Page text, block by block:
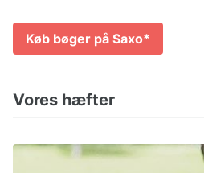
Køb bøger på Saxo
Vores hæfter